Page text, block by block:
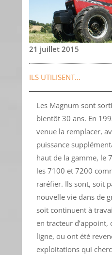
21 juillet 2015
ILS UTILISENT...
Les Magnum sont
bientôt 30 ans. En
venue la remplacer,
puissance
haut de la gamme, le
les 7100 et 7200
raréfier. Ils sont, soit
nouvelle vie dans de
soit continuent à
en tracteur d’appoint,
ligne, ou ont été
exploitations qui